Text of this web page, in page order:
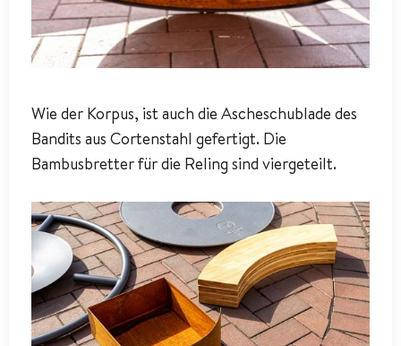
Wie der Korpus, ist auch die Ascheschublade des
Bandits aus Cortenstahl gefertigt. Die
Bambusbretter für die Reling sind viergeteilt.